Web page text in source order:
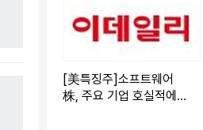
[美특징주]소프트웨어
株, 주요 기업 호실적에